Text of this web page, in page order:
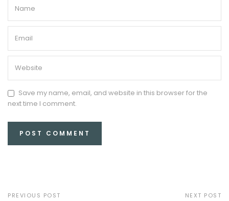
Save my name, email, and website in this browser for the
next time I comment.
PREVIOUS POST NEXT POST